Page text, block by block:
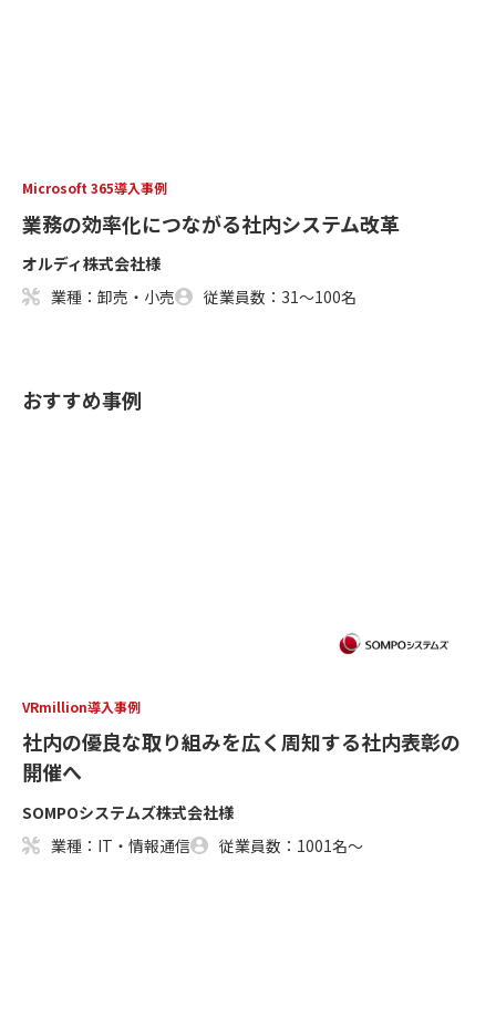
Microsoft 365導入事例
業務の効率化につながる社内システム改革
オルディ株式会社様
業種：卸売・小売
従業員数：31～100名
おすすめ事例
VRmillion導入事例
社内の優良な取り組みを広く周知する社内表彰の
開催へ
SOMPOシステムズ株式会社様
業種：IT・情報通信
従業員数：1001名～